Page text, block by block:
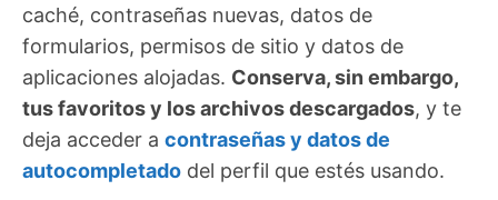
caché, contraseñas nuevas, datos de
formularios, permisos de sitio y datos de
aplicaciones alojadas. Conserva, sin embargo,
tus favoritos y los archivos descargados, y te
deja acceder a contraseñas y datos de
autocompletado del perfil que estés usando.